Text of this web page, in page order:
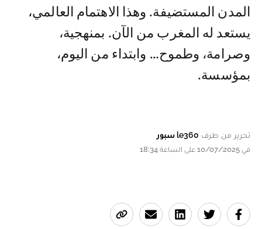
المدن المستضيفة. وهذا الاهتمام العالمي،
يستعد له المغرب من الآن. بمنهجية،
وصرامة، وطموح… وابتداء من اليوم،
بمؤسسة.
تحرير من طرف le360 سبور
في 10/07/2025 على الساعة 18:34